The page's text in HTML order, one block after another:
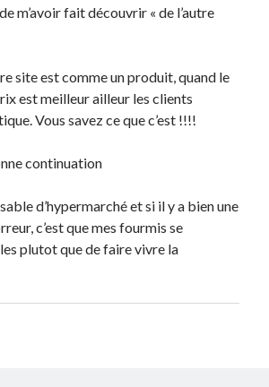
m’avoir fait découvrir « de l’autre
site est comme un produit, quand le
est meilleur ailleur les clients
Vous savez ce que c’est !!!!
continuation
d’hypermarché et si il y a bien une
c’est que mes fourmis se
plutot que de faire vivre la